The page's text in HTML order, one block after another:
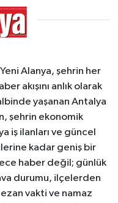
Alanya, şehrin her
akışını anlık olarak
yaşanan Antalya
şehrin ekonomik
iş ilanları ve güncel
kadar geniş bir
haber değil; günlük
durumu, ilçelerden
vakti ve namaz